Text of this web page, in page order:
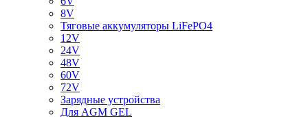
8V
Тяговые аккумуляторы LiFePO4
12V
24V
48V
60V
72V
Зарядные устройства
Для AGM GEL